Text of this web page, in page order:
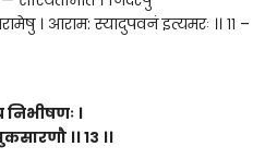
। आराम: स्यादुपवनं इत्यमरः ।। ११ –
निभीषणः ।
।।१३ ।।